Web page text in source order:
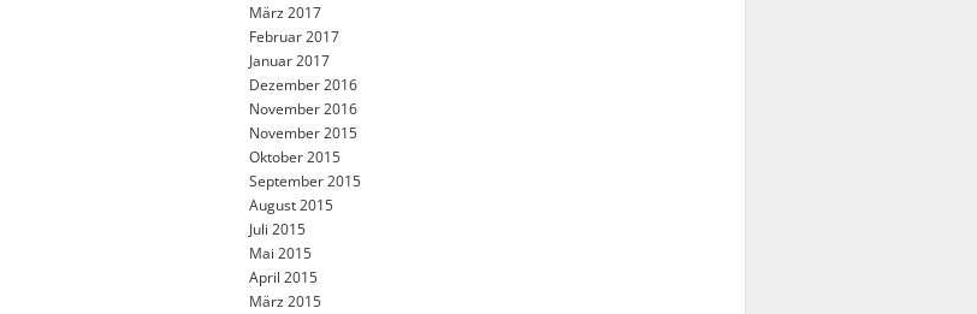
März 2017
Februar 2017
Januar 2017
Dezember 2016
November 2016
November 2015
Oktober 2015
September 2015
August 2015
Juli 2015
Mai 2015
April 2015
März 2015